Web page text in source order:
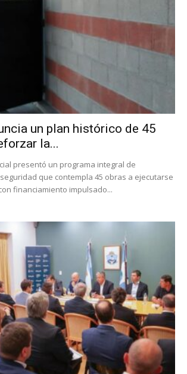
un plan histórico de 45
la...
presentó un programa integral de
que contempla 45 obras a ejecutarse
financiamiento impulsado...